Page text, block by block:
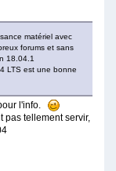
matériel avec
forums et sans
18.04.1
LTS est une bonne
l'info.
pas tellement servir,